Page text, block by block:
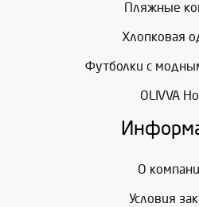
Пляжные
Хлопковая
Футболки с
OLIVVA
О
Условия